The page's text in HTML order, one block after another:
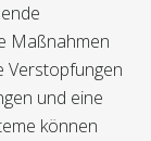
Maßnahmen
Verstopfungen
und eine
können